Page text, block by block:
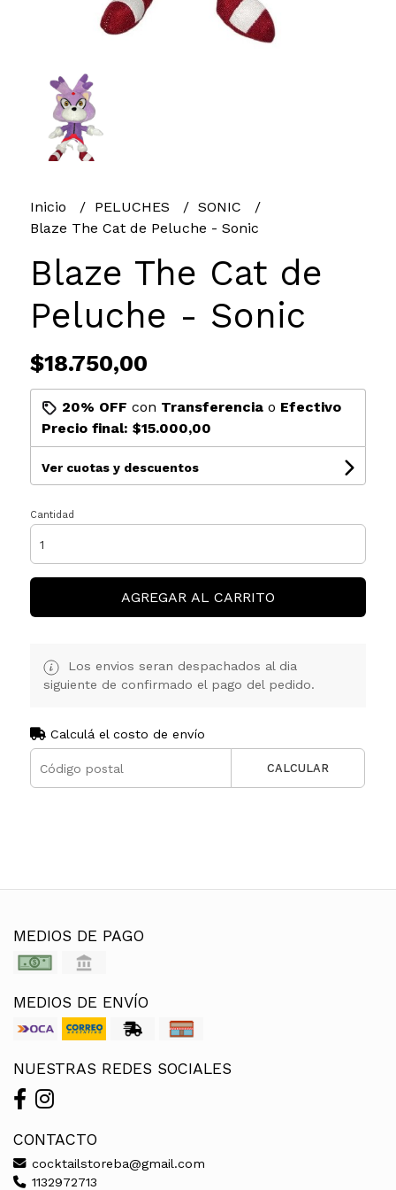
Inicio PELUCHES
SONIC
Blaze The Cat de Peluche - Sonic
Blaze The Cat de
Peluche - Sonic
$18.750,00
20% OFF con Transferenciao Efectivo
Precio final: $15.000,00
Ver cuotas y descuentos
Cantidad
AGREGAR AL CARRITO
Los envios seran despachados al dia
siguiente de confirmado el pago del pedido.
Calculá el costo de envío
CALCULAR
MEDIOS DE PAGO
MEDIOS DE ENVÍO
NUESTRAS REDES SOCIALES
CONTACTO
cocktailstoreba@gmail.com
1132972713